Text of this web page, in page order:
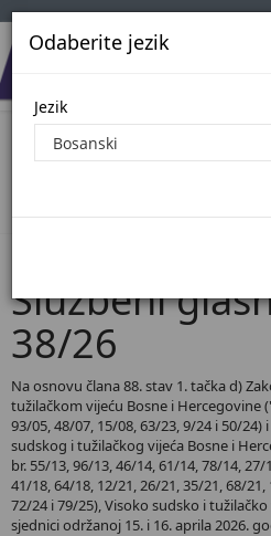
Odaberite jezik
Jezik
Pregled
Službeni
38/26
Na osnovu člana 88. stav 1. tačka d)
tužilačkom vijeću Bosne i Hercegovine
93/05, 48/07, 15/08, 63/23, 9/24 i 50/24)
sudskog i tužilačkog vijeća Bosne i
br. 55/13, 96/13, 46/14, 61/14, 78/14,
41/18, 64/18, 12/21, 26/21, 35/21, 68/
72/24 i 79/25), Visoko sudsko i
sjednici održanoj 15. i 16. aprila 2026.